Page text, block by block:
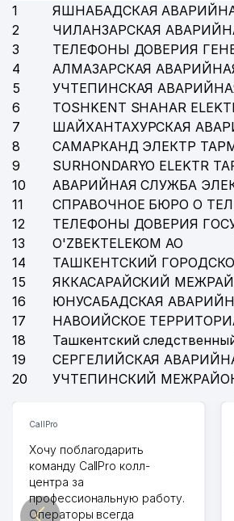
ARIYA TEKS ООО
ADMIRAL SERVICE LYUKS
НОТАРИАЛЬНАЯ КОНТОРА
INSPIRED AVIA GROUP ООО
ЮЛДАШЕВ Ш.Р. ИндП
AKMAL TA'MIR SERVIS ООО
ГОСУДАРСТВЕННАЯ
TURON PALOV MARKAZI ООО
ОБЩЕОБРАЗОВАТЕЛЬНАЯ
EKOPEN ЧП
DILNUR FAYZ TECHNO ООО
ASMUS DENTAL CG ООО
МАДАМИНОВ О.А. ИндП
49 TINCHLIK KABUTARI ТЧСЖ
50 O'ZKIMYOPOLIMERSAVDO АО
1 ЯШНАБАДСКАЯ
2
ЧИЛАНЗАРСКАЯ
3
ТЕЛЕФОНЫ ДОВЕРИЯ
4
АЛМАЗАРСКАЯ
5
УЧТЕПИНСКАЯ
6
TOSHKENT SHAHAR
7
ШАЙХАНТАХУРСКАЯ
8
САМАРКАНД ЭЛЕКТР
9
SURHONDARYO ELEKTR
10
АВАРИЙНАЯ СЛУЖБА
11
СПРАВОЧНОЕ БЮРО О
12
ТЕЛЕФОНЫ ДОВЕРИЯ
13
O'ZBEKTELEKOM АО
14
ТАШКЕНТСКИЙ
15
ЯККАСАРАЙСКИЙ
16
ЮНУСАБАДСКАЯ
17
НАВОИЙСКОЕ
18
Ташкентский
19
СЕРГЕЛИЙСКАЯ
20
УЧТЕПИНСКИЙ
CallPro
Хочу поблагодарить
команду CallPro колл-
центра за
профессиональную работу.
Операторы всегда